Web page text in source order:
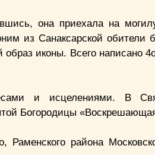
она приехала на
из Санаксарской обители
иконы. Всего написано
и исцелениями. В
Богородицы
Раменского района